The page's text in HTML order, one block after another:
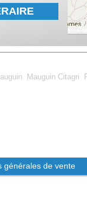
Mauguin Citagri
générales de vente